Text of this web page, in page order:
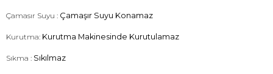
Çamasır Suyu : Çamaşır Suyu Konamaz
Kurutma: Kurutma Makinesinde Kurutulamaz
Sıkma : Sıkılmaz